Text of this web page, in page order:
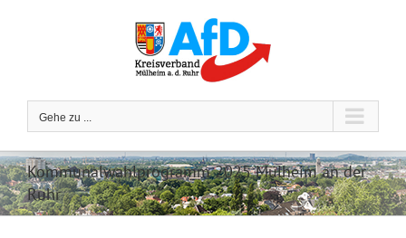
Gehe zu ...
Kommunalwahlprogramm 2025 Mülheim an der
Ruhr